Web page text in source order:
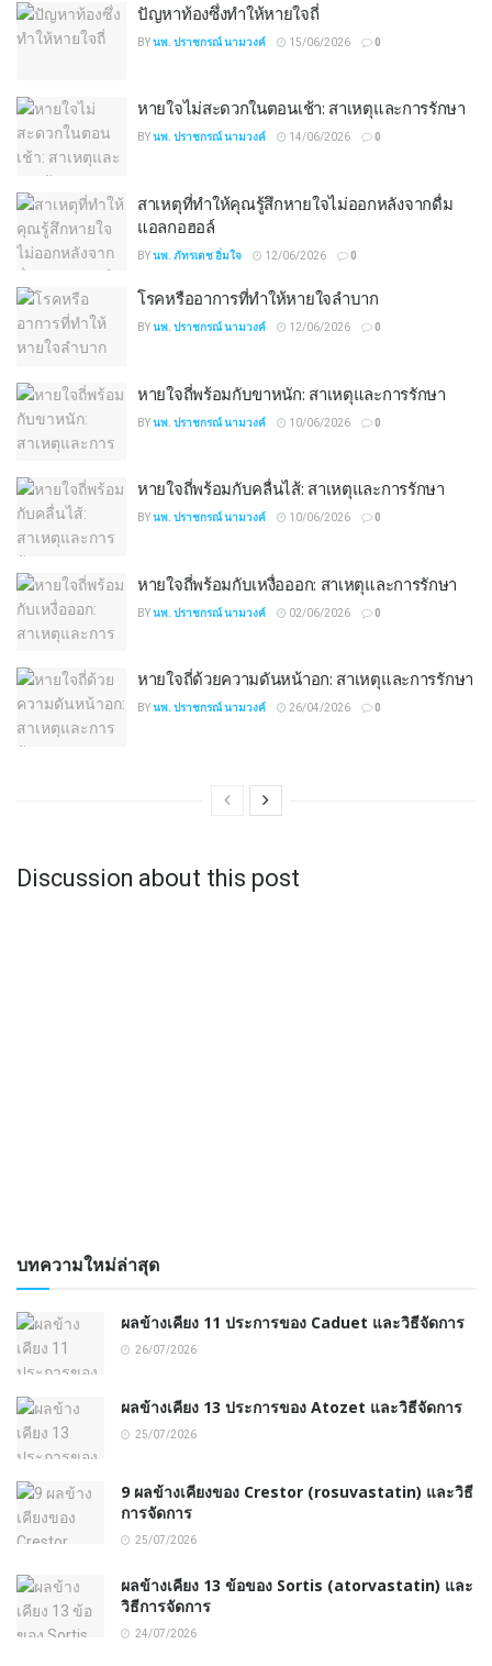
ปัญหาท้องซึ่งทำให้หายใจถี่
BYนพ. ปราชกรณ์ นามวงค์ 15/06/2026 0
หายใจไม่สะดวกในตอนเช้า: สาเหตุและการรักษา
BYนพ. ปราชกรณ์ นามวงค์ 14/06/2026 0
สาเหตุที่ทำให้คุณรู้สึกหายใจไม่ออกหลังจากดื่ม
แอลกอฮอล์
BYนพ. ภัทรเดช อิ่มใจ 12/06/2026 0
โรคหรืออาการที่ทำให้หายใจลำบาก
BYนพ. ปราชกรณ์ นามวงค์ 12/06/2026 0
หายใจถี่พร้อมกับขาหนัก: สาเหตุและการรักษา
BYนพ. ปราชกรณ์ นามวงค์ 10/06/2026 0
หายใจถี่พร้อมกับคลื่นไส้: สาเหตุและการรักษา
BYนพ. ปราชกรณ์ นามวงค์ 10/06/2026 0
หายใจถี่พร้อมกับเหงื่อออก: สาเหตุและการรักษา
BYนพ. ปราชกรณ์ นามวงค์ 02/06/2026 0
หายใจถี่ด้วยความดันหน้าอก: สาเหตุและการรักษา
BYนพ. ปราชกรณ์ นามวงค์ 26/04/2026 0
Discussion about this post
บทความใหม่ล่าสุด
ผลข้างเคียง 11 ประการของ Caduet และวิธีจัดการ
26/07/2026
ผลข้างเคียง 13 ประการของ Atozet และวิธีจัดการ
25/07/2026
9 ผลข้างเคียงของ Crestor (rosuvastatin) และวิธี
การจัดการ
25/07/2026
ผลข้างเคียง 13 ข้อของ Sortis (atorvastatin) และ
วิธีการจัดการ
24/07/2026